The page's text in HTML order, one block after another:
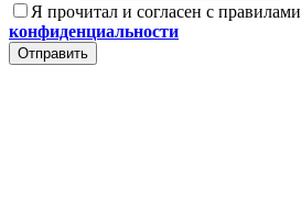
Я прочитал и согласен с правилами
конфиденциальности
Отправить